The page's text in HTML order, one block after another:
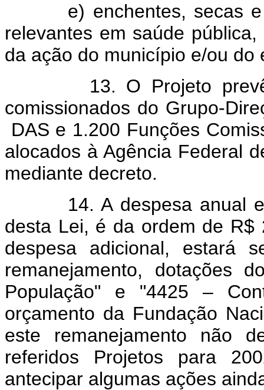
e) enchentes, secas e
relevantes em saúde
da ação do município e/ou do
13. O Projeto prevê,
comissionados do Grupo-
DAS e 1.200 Funções
alocados à Agência Federal
mediante decreto.
14. A despesa anual
desta Lei, é da ordem de
despesa adicional, estará
remanejamento, dotações
População" e "4425 –
orçamento da Fundação
este remanejamento não
referidos Projetos para
antecipar algumas ações